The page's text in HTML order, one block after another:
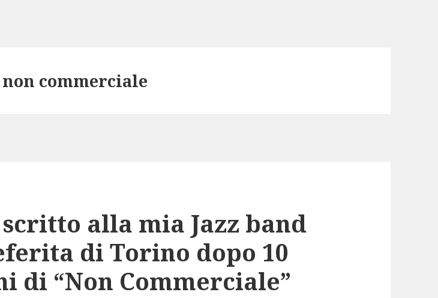
non commerciale
alla mia Jazz band
di Torino dopo 10
di “Non Commerciale”